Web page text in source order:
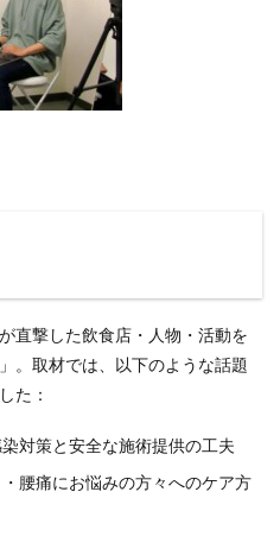
直撃した飲食店・人物・活動を
。取材では、以下のような話題
た：
対策と安全な施術提供の工夫
腰痛にお悩みの方々へのケア方